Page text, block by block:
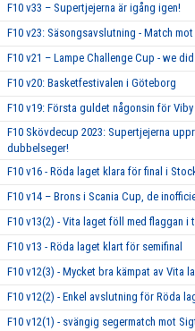
F10 v33 – Supertjejerna är igång igen!
F10 v23: Säsongsavslutning - Match
F10 v21 – Lampe Challenge Cup - we
F10 v20: Basketfestivalen i Göteborg
F10 v19: Första guldet någonsin för
F10 Skövdecup 2023: Supertjejerna
dubbelseger!
F10 v16 - Röda laget klara för final i
F10 v14 – Brons i Scania Cup, de
F10 v13(2) - Vita laget föll med flaggan i
F10 v13 - Röda laget klart för semifinal
F10 v12(3) - Mycket bra kämpat av Vita
F10 v12(2) - Enkel avslutning för Röda
F10 v12(1) - svängig segermatch mot